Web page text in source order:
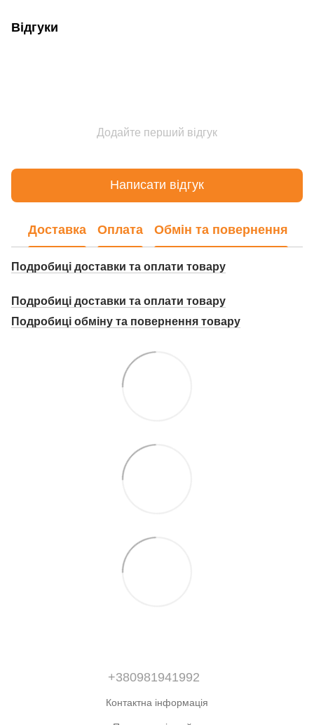
Відгуки
Додайте перший відгук
Написати відгук
Доставка Оплата Обмін та повернення
Подробиці доставки та оплати товару
Подробиці доставки та оплати товару
Подробиці обміну та повернення товару
+380981941992
Контактна інформація